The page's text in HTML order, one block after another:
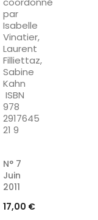
par
Isabelle
Vinatier,
Laurent
Filliettaz,
Sabine
Kahn
ISBN
978
2917645
21 9
N° 7
Juin
2011
Prix
17,00 €